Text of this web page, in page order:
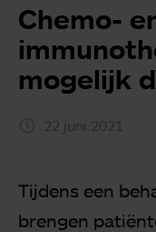
Chemo-
mogelijk
22 juni 2021
Tijdens een
brengen